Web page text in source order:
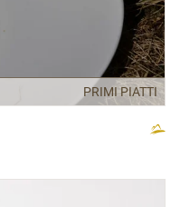
PRIMI PIATTI